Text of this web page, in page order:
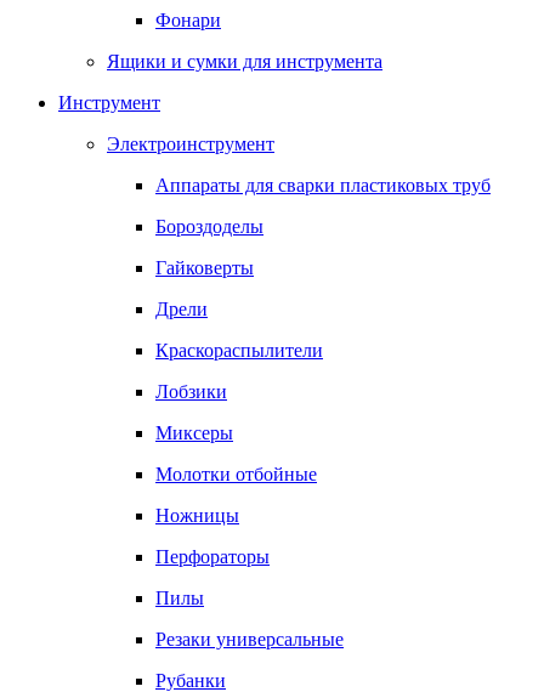
Фонари
Ящики и сумки для инструмента
Инструмент
Электроинструмент
Аппараты для сварки пластиковых труб
Бороздоделы
Гайковерты
Дрели
Краскораспылители
Лобзики
Миксеры
Молотки отбойные
Ножницы
Перфораторы
Пилы
Резаки универсальные
Рубанки